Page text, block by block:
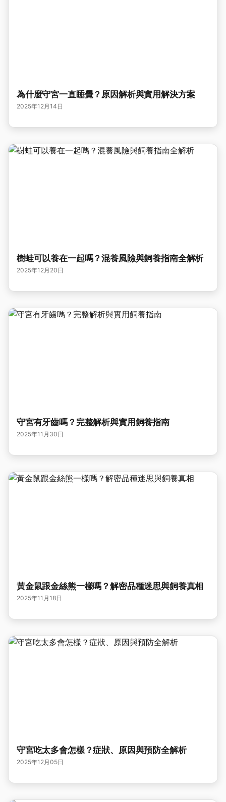
為什麼守宮一直睡覺？原因解析與實用解決方案
2025年12月14日
樹蛙可以養在一起嗎？混養風險與飼養指南全解析
2025年12月20日
守宮有牙齒嗎？完整解析與實用飼養指南
2025年11月30日
黃金鼠跟金絲熊一樣嗎？解密品種迷思與飼養真相
2025年11月18日
守宮吃太多會怎樣？症狀、原因與預防全解析
2025年12月05日